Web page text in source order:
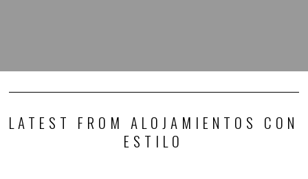
LATEST FROM ALOJAMIENTOS CON
ESTILO